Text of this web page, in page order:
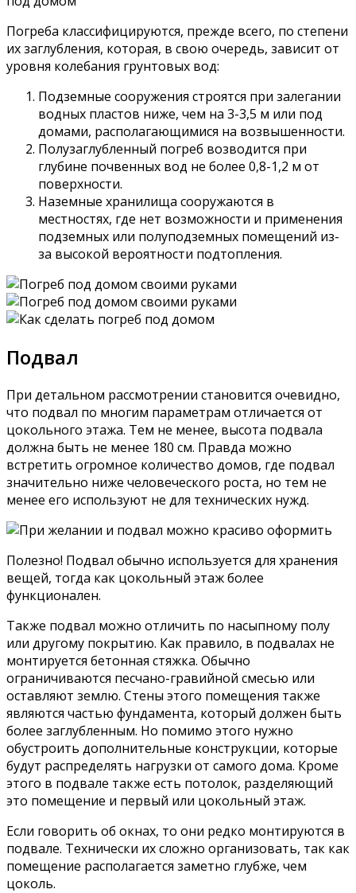
Погреба классифицируются, прежде всего, по степени
их заглубления, которая, в свою очередь, зависит от
уровня колебания грунтовых вод:
Подземные сооружения строятся при залегании
водных пластов ниже, чем на 3-3,5 м или под
домами, располагающимися на возвышенности.
Полузаглубленный погреб возводится при
глубине почвенных вод не более 0,8-1,2 м от
поверхности.
Наземные хранилища сооружаются в
местностях, где нет возможности и применения
подземных или полуподземных помещений из-
за высокой вероятности подтопления.
Подвал
При детальном рассмотрении становится очевидно,
что подвал по многим параметрам отличается от
цокольного этажа. Тем не менее, высота подвала
должна быть не менее 180 см. Правда можно
встретить огромное количество домов, где подвал
значительно ниже человеческого роста, но тем не
менее его используют не для технических нужд.
Полезно! Подвал обычно используется для хранения
вещей, тогда как цокольный этаж более
функционален.
Также подвал можно отличить по насыпному полу
или другому покрытию. Как правило, в подвалах не
монтируется бетонная стяжка. Обычно
ограничиваются песчано-гравийной смесью или
оставляют землю. Стены этого помещения также
являются частью фундамента, который должен быть
более заглубленным. Но помимо этого нужно
обустроить дополнительные конструкции, которые
будут распределять нагрузки от самого дома. Кроме
этого в подвале также есть потолок, разделяющий
это помещение и первый или цокольный этаж.
Если говорить об окнах, то они редко монтируются в
подвале. Технически их сложно организовать, так как
помещение располагается заметно глубже, чем
цоколь.